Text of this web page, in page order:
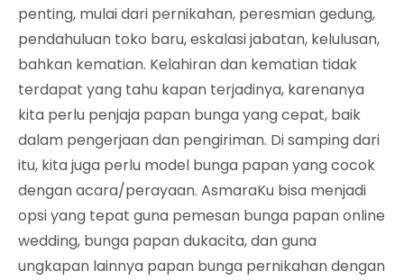
penting, mulai dari pernikahan, peresmian gedung,
pendahuluan toko baru, eskalasi jabatan, kelulusan,
bahkan kematian. Kelahiran dan kematian tidak
terdapat yang tahu kapan terjadinya, karenanya
kita perlu penjaja papan bunga yang cepat, baik
dalam pengerjaan dan pengiriman. Di samping dari
itu, kita juga perlu model bunga papan yang cocok
dengan acara/perayaan. AsmaraKu bisa menjadi
opsi yang tepat guna pemesan bunga papan online
wedding, bunga papan dukacita, dan guna
ungkapan lainnya papan bunga pernikahan dengan